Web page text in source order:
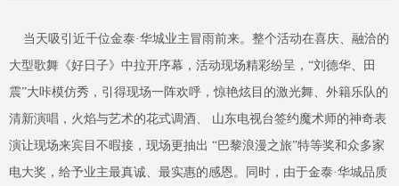
当天吸引近千位金泰·华城业主冒雨前来。整个活动在喜庆、融洽的
大型歌舞《好日子》中拉开序幕，活动现场精彩纷呈，“刘德华、田
震”大咔模仿秀，引得现场一阵欢呼，惊艳炫目的激光舞、外籍乐队的
清新演唱，火焰与艺术的花式调酒、 山东电视台签约魔术师的神奇表
演让现场来宾目不暇接，现场更抽出 “巴黎浪漫之旅”特等奖和众多家
电大奖，给予业主最真诚、最实惠的感恩。同时，由于金泰·华城品质